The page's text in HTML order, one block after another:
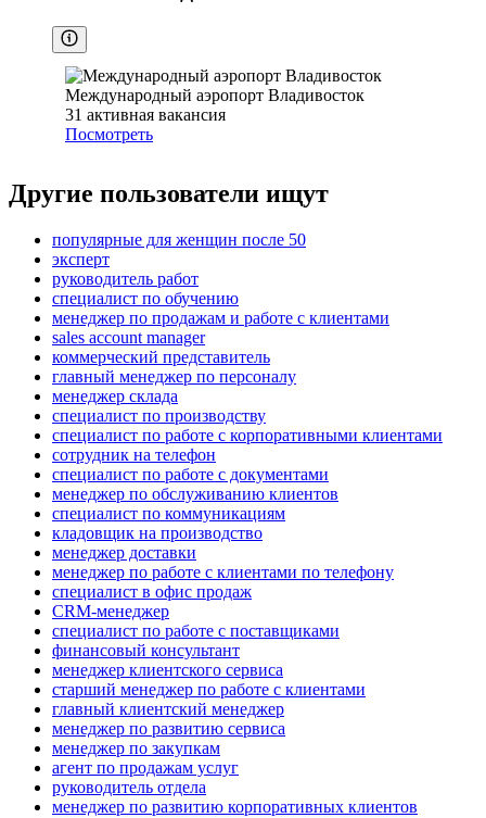
Международный аэропорт Владивосток
31 активная вакансия
Посмотреть
Другие пользователи ищут
популярные для женщин после 50
эксперт
руководитель работ
специалист по обучению
менеджер по продажам и работе с клиентами
sales account manager
коммерческий представитель
главный менеджер по персоналу
менеджер склада
специалист по производству
специалист по работе с корпоративными клиентами
сотрудник на телефон
специалист по работе с документами
менеджер по обслуживанию клиентов
специалист по коммуникациям
кладовщик на производство
менеджер доставки
менеджер по работе с клиентами по телефону
специалист в офис продаж
CRM-менеджер
специалист по работе с поставщиками
финансовый консультант
менеджер клиентского сервиса
старший менеджер по работе с клиентами
главный клиентский менеджер
менеджер по развитию сервиса
менеджер по закупкам
агент по продажам услуг
руководитель отдела
менеджер по развитию корпоративных клиентов